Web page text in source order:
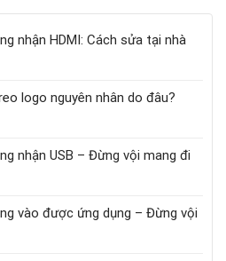
nhận HDMI: Cách sửa tại nhà
logo nguyên nhân do đâu?
nhận USB – Đừng vội mang đi
vào được ứng dụng – Đừng vội